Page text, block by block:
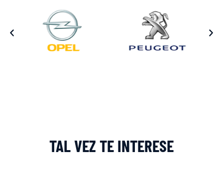
TAL VEZ TE INTERESE